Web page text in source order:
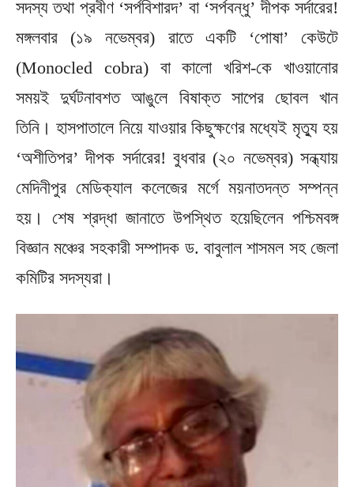
সদস্য তথা প্রবীণ ‘সর্পবিশারদ’ বা ‘সর্পবন্ধু’ দীপক সর্দারের!
মঙ্গলবার (১৯ নভেম্বর) রাতে একটি ‘পোষা’ কেউটে
(Monocled cobra) বা কালো খরিশ-কে খাওয়ানোর
সময়ই দুর্ঘটনাবশত আঙুলে বিষাক্ত সাপের ছোবল খান
তিনি। হাসপাতালে নিয়ে যাওয়ার কিছুক্ষণের মধ্যেই মৃত্যু হয়
‘অশীতিপর’ দীপক সর্দারের! বুধবার (২০ নভেম্বর) সন্ধ্যায়
মেদিনীপুর মেডিক্যাল কলেজের মর্গে ময়নাতদন্ত সম্পন্ন
হয়। শেষ শ্রদ্ধা জানাতে উপস্থিত হয়েছিলেন পশ্চিমবঙ্গ
বিজ্ঞান মঞ্চের সহকারী সম্পাদক ড. বাবুলাল শাসমল সহ জেলা
কমিটির সদস্যরা।